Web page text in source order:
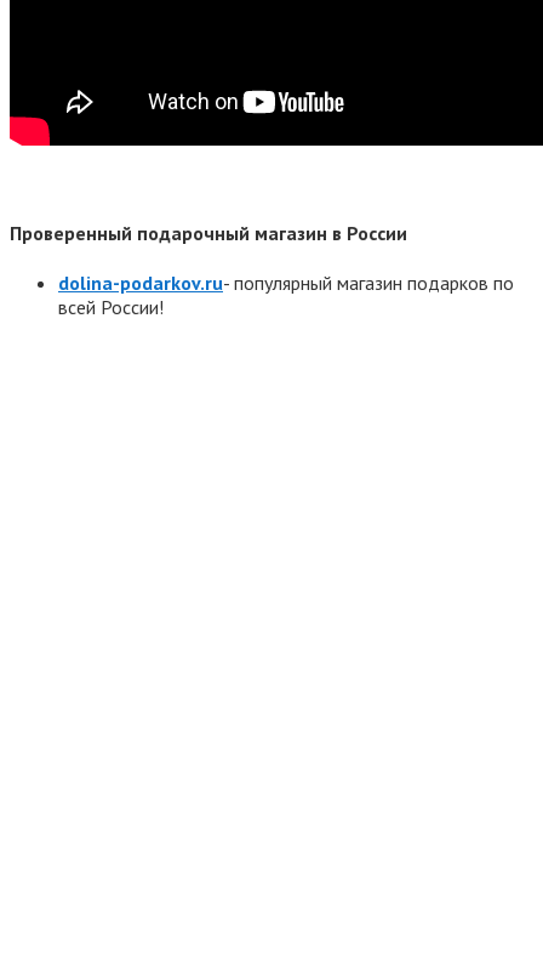
Проверенный подарочный магазин в России
dolina-podarkov.ru- популярный магазин подарков по
всей России!